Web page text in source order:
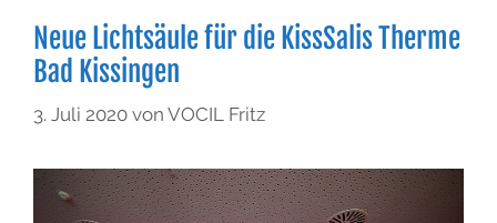
Neue Lichtsäule für die KissSalis Therme
Bad Kissingen
3. Juli 2020 von VOCIL Fritz